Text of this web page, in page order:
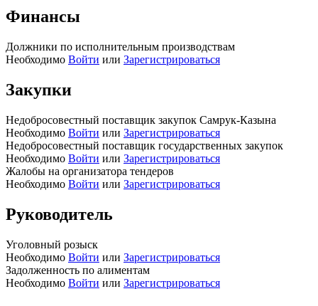
Финансы
Должники по исполнительным производствам
Необходимо Войти или Зарегистрироваться
Закупки
Недобросовестный поставщик закупок Самрук-Казына
Необходимо Войти или Зарегистрироваться
Недобросовестный поставщик государственных закупок
Необходимо Войти или Зарегистрироваться
Жалобы на организатора тендеров
Необходимо Войти или Зарегистрироваться
Руководитель
Уголовный розыск
Необходимо Войти или Зарегистрироваться
Задолженность по алиментам
Необходимо Войти или Зарегистрироваться